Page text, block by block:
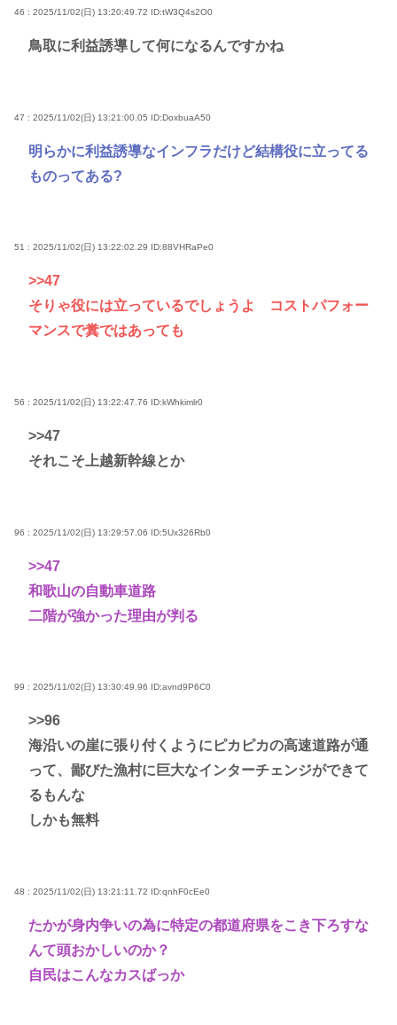
46 : 2025/11/02(日) 13:20:49.72 ID:tW3Q4s2O0
鳥取に利益誘導して何になるんですかね
47 : 2025/11/02(日) 13:21:00.05 ID:DoxbuaA50
明らかに利益誘導なインフラだけど結構役に立ってる
ものってある?
51 : 2025/11/02(日) 13:22:02.29 ID:88VHRaPe0
>>47
そりゃ役には立っているでしょうよ コストパフォー
マンスで糞ではあっても
56 : 2025/11/02(日) 13:22:47.76 ID:kWhkimlr0
>>47
それこそ上越新幹線とか
96 : 2025/11/02(日) 13:29:57.06 ID:5Ux326Rb0
>>47
和歌山の自動車道路
二階が強かった理由が判る
99 : 2025/11/02(日) 13:30:49.96 ID:avnd9P6C0
>>96
海沿いの崖に張り付くようにピカピカの高速道路が通
って、鄙びた漁村に巨大なインターチェンジができて
るもんな
しかも無料
48 : 2025/11/02(日) 13:21:11.72 ID:qnhF0cEe0
たかが身内争いの為に特定の都道府県をこき下ろすな
んて頭おかしいのか？
自民はこんなカスばっか